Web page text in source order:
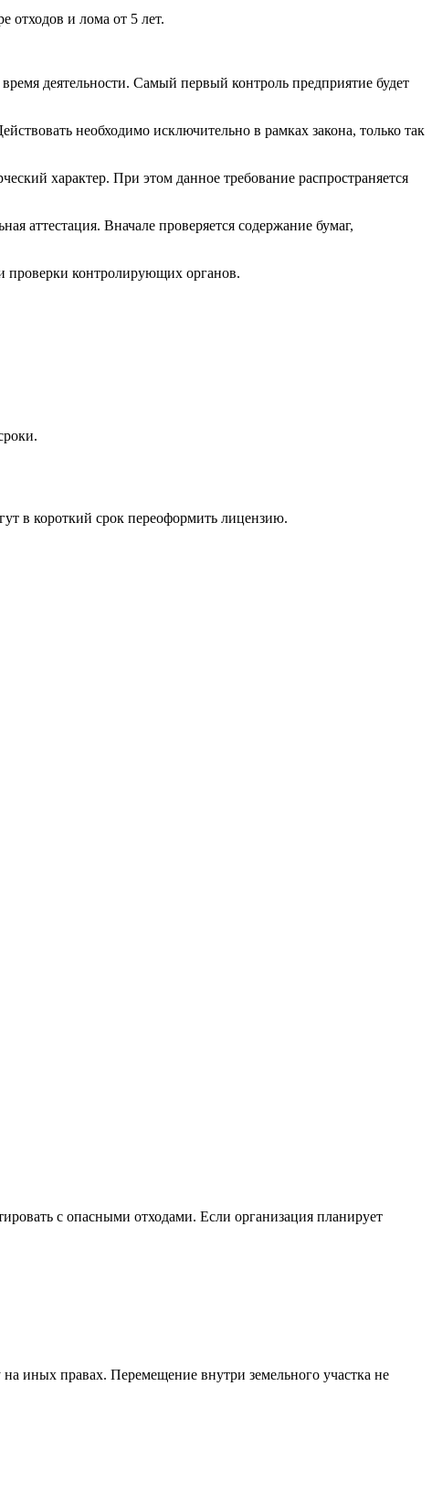
отходов и лома от 5 лет.
деятельности. Самый первый контроль предприятие будет
необходимо исключительно в рамках закона, только так
характер. При этом данное требование распространяется
аттестация. Вначале проверяется содержание бумаг,
проверки контролирующих органов.
в короткий срок переоформить лицензию.
с опасными отходами. Если организация планирует
иных правах. Перемещение внутри земельного участка не